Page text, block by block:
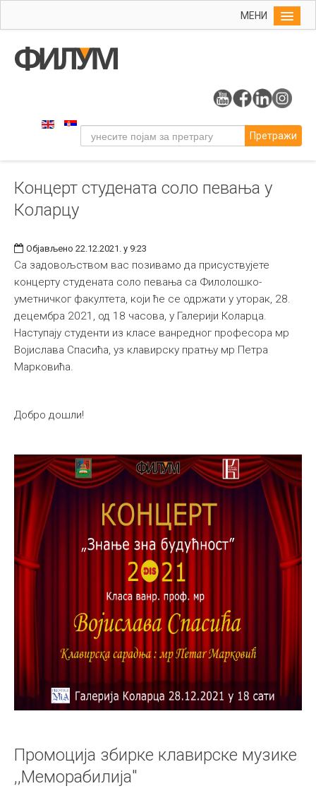
МЕНИ
Упис
Уметност
Музичка уметност
Примењена и ликовна уметност
Издаваштво
Библиотека
Студенти
Међународна
Претражи
Концерт студената соло певања у
Коларцу
Објављено 22.12.2021. у 9:23
Са задовољством вас позивамо да присуствујете
концерту студената соло певања са Филолошко-
уметничког факултета, који ће се одржати у уторак, 28.
децембра 2021, од 18 часова, у Галерији Коларца.
Наступају студенти из класе ванредног професора мр
Војислава Спасића, уз клавирску пратњу мр Петра
Марковића.
Добро дошли!
Промоција збирке клавирске музике
,,Меморабилија"